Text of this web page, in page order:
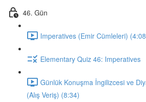
46. Gün
Imperatives (Emir Cümleleri)
Elementary Quiz 46: Imperatives
Günlük Konuşma İngilizcesi ve
(Alış Veriş) (8:34)